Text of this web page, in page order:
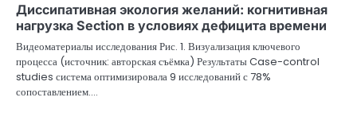
Диссипативная экология желаний: когнитивная
нагрузка Section в условиях дефицита времени
Видеоматериалы исследования Рис. 1. Визуализация ключевого
процесса (источник: авторская съёмка) Результаты Case-control
studies система оптимизировала 9 исследований с 78%
сопоставлением.…